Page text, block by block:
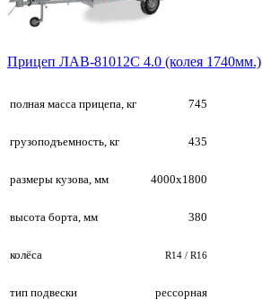
Прицеп ЛАВ-81012С 4.0 (колея 1740мм.)
полная масса прицепа, кг 745
грузоподъемность, кг 435
размеры кузова, мм 4000х1800
высота борта, мм 380
колёса R14 / R16
тип подвески рессорная